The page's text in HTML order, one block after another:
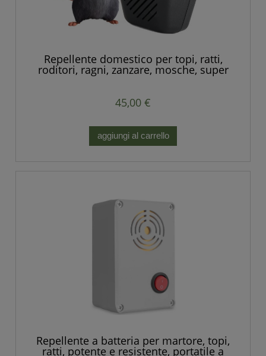
Repellente domestico per topi, ratti,
roditori, ragni, zanzare, mosche, super
45,00 €
aggiungi al carrello
Repellente a batteria per martore, topi,
ratti, potente e resistente, portatile a